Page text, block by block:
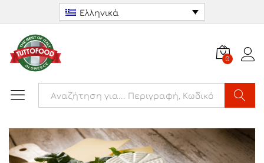
Ελληνικά
0